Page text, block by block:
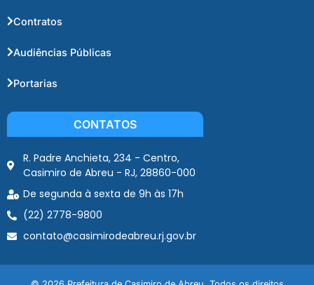
Contratos
Audiências Públicas
Portarias
CONTATOS
R. Padre Anchieta, 234 - Centro,
Casimiro de Abreu - RJ, 28860-000
De segunda à sexta de 9h às 17h
(22) 2778-9800
contato@casimirodeabreu.rj.gov.br